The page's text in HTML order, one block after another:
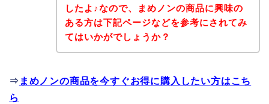
したよ♪なので、まめノンの商品に興味の
ある方は下記ページなどを参考にされてみ
てはいかがでしょうか？
⇒ まめノンの商品を今すぐお得に購入したい方はこち
ら